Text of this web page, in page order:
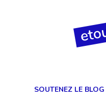
SOUTENEZ LE BLOG